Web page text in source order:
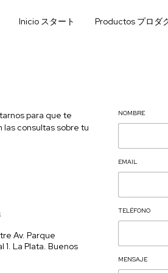
Inicio スタート Productos プロダ
para que te
las consultas sobre tu
Av. Parque
1. La Plata. Buenos
NOMBRE
EMAIL
TELÉFONO
MENSAJE